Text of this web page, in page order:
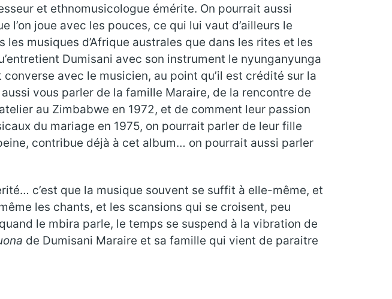
et ethnomusicologue émérite. On pourrait aussi
joue avec les pouces, ce qui lui vaut d’ailleurs le
musiques d’Afrique australes que dans les rites et les
Dumisani avec son instrument le nyunganyunga
avec le musicien, au point qu’il est crédité sur la
vous parler de la famille Maraire, de la rencontre de
au Zimbabwe en 1972, et de comment leur passion
du mariage en 1975, on pourrait parler de leur fille
contribue déjà à cet album… on pourrait aussi parler
c’est que la musique souvent se suffit à elle-même, et
les chants, et les scansions qui se croisent, peu
le mbira parle, le temps se suspend à la vibration de
de Dumisani Maraire et sa famille qui vient de paraitre